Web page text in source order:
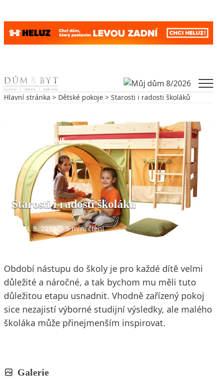
Skip to content
Hlavní stránka > Dětské pokoje > Starosti i radosti školáků
DĚTSKÉ POKOJE
Starosti i radosti školáků
29. 8. 2013 5 min. čtení
Období nástupu do školy je pro každé dítě velmi
důležité a náročné, a tak bychom mu měli tuto
důležitou etapu usnadnit. Vhodně zařízený pokoj
sice nezajistí výborné studijní výsledky, ale malého
školáka může přinejmenším inspirovat.
Galerie